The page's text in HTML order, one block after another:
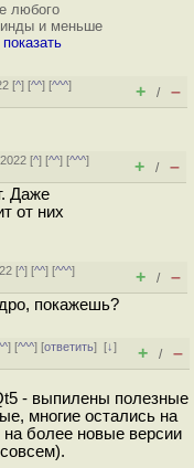
любого
и меньше
показать
[^] [^^] [^^^]
+ / –
[^] [^^] [^^^]
+ / –
Даже
от них
[^] [^^] [^^^]
+ / –
покажешь?
] [^^^] [ответить][↓]
+ / –
- выпилены полезные
многие остались на
более новые версии